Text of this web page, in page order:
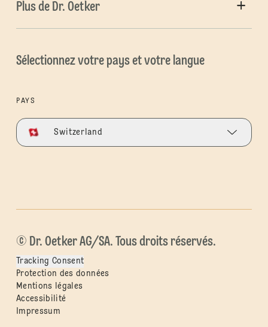
Plus de Dr. Oetker
Sélectionnez votre pays et votre langue
PAYS
Switzerland
© Dr. Oetker AG/SA. Tous droits réservés.
Tracking Consent
Protection des données
Mentions légales
Accessibilité
Impressum